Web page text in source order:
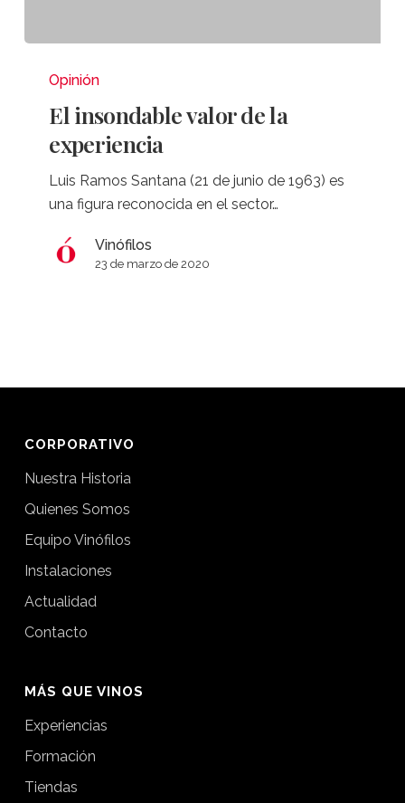
insondable
experiencia
Opinión
El insondable valor de la
experiencia
Luis Ramos Santana (21 de junio de 1963) es
una figura reconocida en el sector…
Vinófilos
23 de marzo de 2020
CORPORATIVO
Nuestra Historia
Quienes Somos
Equipo Vinófilos
Instalaciones
Actualidad
Contacto
MÁS QUE VINOS
Experiencias
Formación
Tiendas